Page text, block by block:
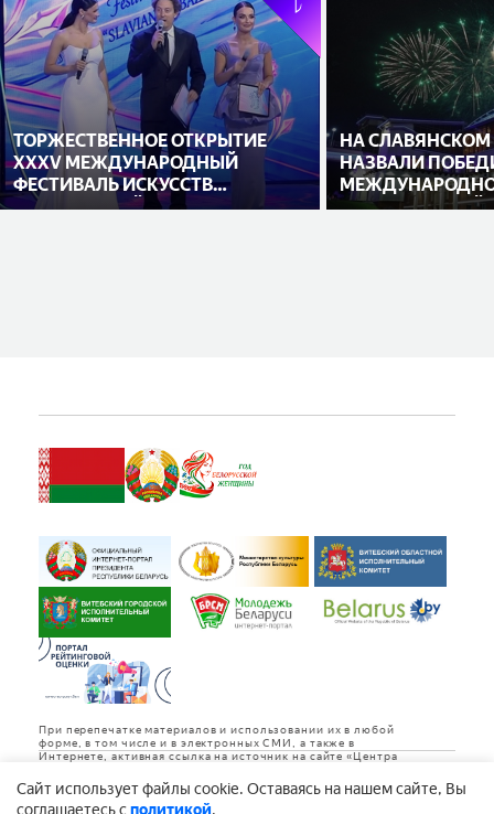
ТОРЖЕСТВЕННОЕ ОТКРЫТИЕ
XXXV МЕЖДУНАРОДНЫЙ
ФЕСТИВАЛЬ ИСКУССТВ
«СЛАВЯНСКИЙ БАЗАР В
НА СЛАВЯНСКОМ
НАЗВАЛИ
ИСПОЛНИТЕЛЕЙ
Cайт использует файлы cookie. Оставаясь на нашем сайте, Вы
соглашаетесь сполитикой.
При перепечатке материалов и использовании их в любой
форме, в том числе и в электронных СМИ, а также в
Интернете, активная ссылка на источник на сайте «Центра
Дизайн и разработка